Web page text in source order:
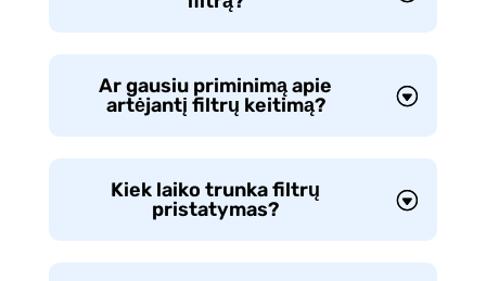
Ar gausiu priminimą apie
artėjantį filtrų keitimą?
Kiek laiko trunka filtrų
pristatymas?